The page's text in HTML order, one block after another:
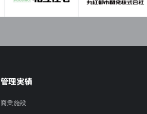
管理実績
商業施設